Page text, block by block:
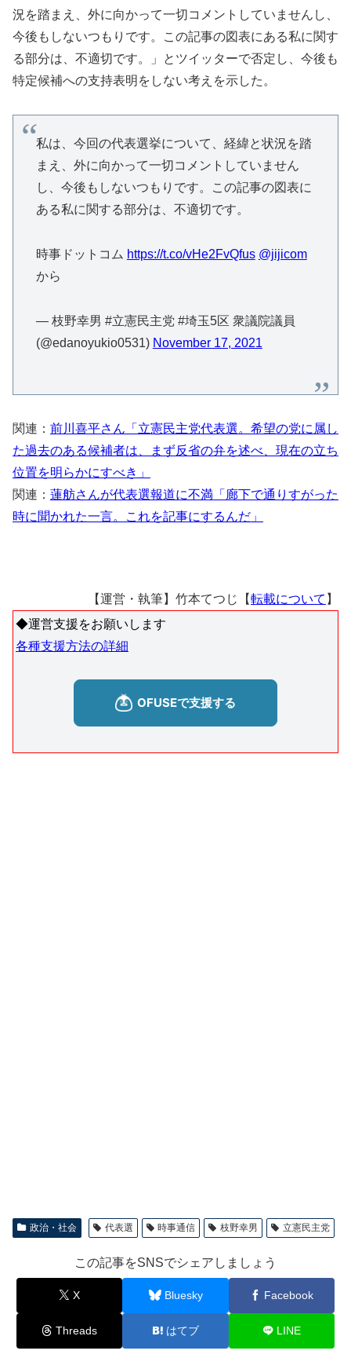
況を踏まえ、外に向かって一切コメントしていませんし、
今後もしないつもりです。この記事の図表にある私に関す
る部分は、不適切です。」とツイッターで否定し、今後も
特定候補への支持表明をしない考えを示した。
私は、今回の代表選挙について、経緯と状況を踏
まえ、外に向かって一切コメントしていません
し、今後もしないつもりです。この記事の図表に
ある私に関する部分は、不適切です。
時事ドットコム https://t.co/vHe2FvQfus @jijicom
から
— 枝野幸男 #立憲民主党 #埼玉5区 衆議院議員
(@edanoyukio0531) November 17, 2021
関連： 前川喜平さん「立憲民主党代表選。希望の党に属し
た過去のある候補者は、まず反省の弁を述べ、現在の立ち
位置を明らかにすべき」
関連： 蓮舫さんが代表選報道に不満「廊下で通りすがった
時に聞かれた一言。これを記事にするんだ」
【運営・執筆】竹本てつじ【転載について 】
◆運営支援をお願いします
各種支援方法の詳細
政治・社会 代表選 時事通信 枝野幸男 立憲民主党
この記事をSNSでシェアしましょう
X Bluesky Facebook
Threads はてブ LINE